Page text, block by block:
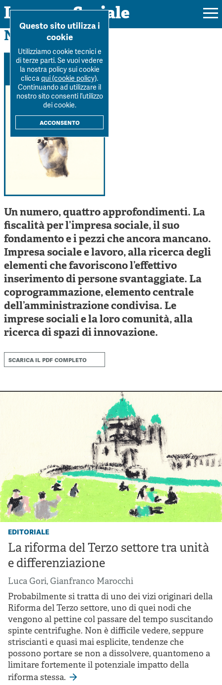
Impresa Sociale
Rivista
Ultimo numero
La Rivista
Submission
Colophon
Archivio
Argomenti
Forum
Tutti gli articoli
Dossier
Tutti i dossier
Workshop Impresa Sociale 2021
Cooperative di comunità
Impresa sociale e democrazia
Acini di fuoco - Dossier Mezzogiorno
Valutazione e dintorni
Chi siamo
Home Numero-2-2021
Numero 2 / 2021
Un numero, quattro approfondimenti. La
fiscalità per l’impresa sociale, il suo
fondamento e i pezzi che ancora mancano.
Impresa sociale e lavoro, alla ricerca degli
elementi che favoriscono l’effettivo
inserimento di persone svantaggiate. La
coprogrammazione, elemento centrale
dell’amministrazione condivisa. Le
imprese sociali e la loro comunità, alla
ricerca di spazi di innovazione.
scarica il pdf completo
editoriale
La riforma del Terzo settore tra unità
e differenziazione
Luca Gori,Gianfranco Marocchi
Probabilmente si tratta di uno dei vizi originari della
Riforma del Terzo settore, uno di quei nodi che
vengono al pettine col passare del tempo suscitando
spinte centrifughe. Non è difficile vedere, seppure
striscianti e quasi mai esplicite, tendenze che
possono portare se non a dissolvere, quantomeno a
limitare fortemente il potenziale impatto della
riforma stessa.
Questo sito utilizza i
cookie
Utilizziamo cookie tecnici e
di terze parti. Se vuoi vedere
la nostra policy sui cookie
cliccaqui (cookie policy).
Continuando ad utilizzare il
nostro sito consenti l’utilizzo
dei cookie.
acconsento